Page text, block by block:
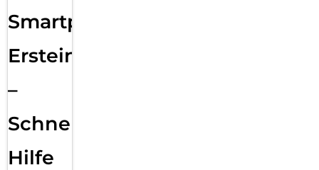
Smartphone
Ersteinrichtung
–
Schnelle
Hilfe